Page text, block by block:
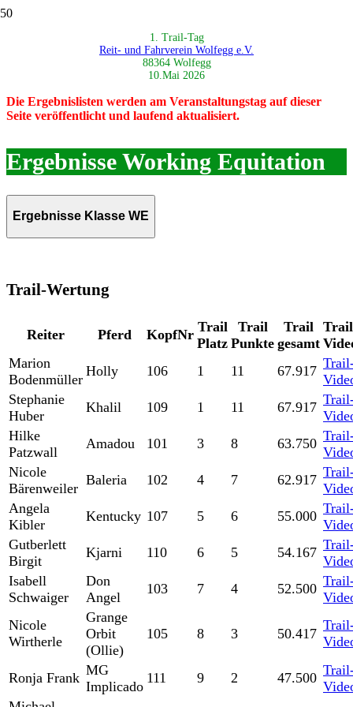
1. Trail-Tag
Reit- und Fahrverein Wolfegg e.V.
88364 Wolfegg
10.Mai 2026
Die Ergebnislisten werden am Veranstaltungstag auf dieser
Seite veröffentlicht und laufend aktualisiert.
Ergebnisse Working Equitation
Ergebnisse Klasse WE
Trail-Wertung
Reiter Pferd KopfNr Trail
Platz
Trail
Punkte
Trail
gesamt
Marion
Bodenmüller
Holly 106 1 11 67.917
Stephanie
Huber
Khalil 109 1 11 67.917
Hilke
Patzwall
Amadou 101 3 8 63.750
Nicole
Bärenweiler
Baleria 102 4 7 62.917
Angela
Kibler
Kentucky 107 5 6 55.000
Gutberlett
Birgit
Kjarni 110 6 5 54.167
Isabell
Schwaiger
Don
Angel
103 7 4 52.500
Nicole
Wirtherle
Grange
Orbit
(Ollie)
105 8 3 50.417
Ronja Frank MG
Implicado
111 9 2 47.500